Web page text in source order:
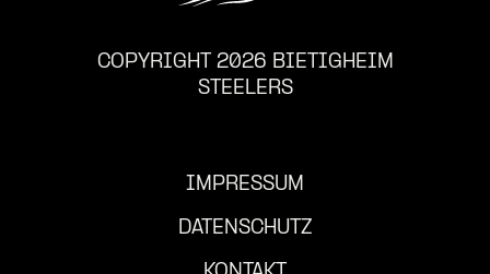
COPYRIGHT 2026 BIETIGHEIM
STEELERS
IMPRESSUM
DATENSCHUTZ